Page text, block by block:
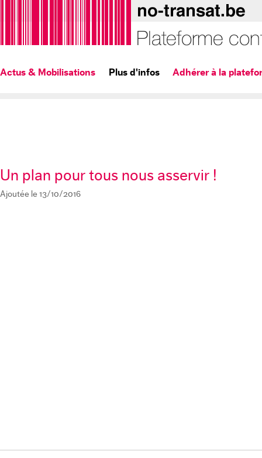
Actus & Mobilisations Plus d'infos Adhérer à la
Un plan pour tous nous asservir !
Ajoutée le 13/10/2016